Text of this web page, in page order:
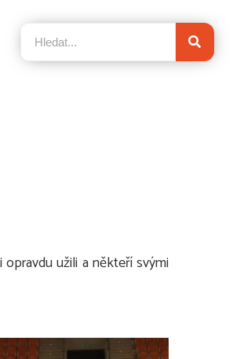
užili a někteří svými